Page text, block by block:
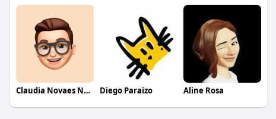
Claudia Novaes Novaes Diego Paraizo Aline Rosa